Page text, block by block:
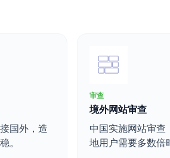
国外，造
。
审查
境外网站审查
中国实施网站审
地用户需要多数倍